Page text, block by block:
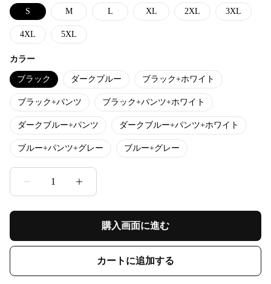
S M L XL 2XL 3XL
4XL 5XL
カラー
ブラック ダークブルー ブラック+ホワイト
ブラック+パンツ ブラック+パンツ+ホワイト
ダークブルー+パンツ ダークブルー+パンツ+ホワイト
ブルー+パンツ+グレー ブルー+グレー
1
購入画面に進む
カートに追加する